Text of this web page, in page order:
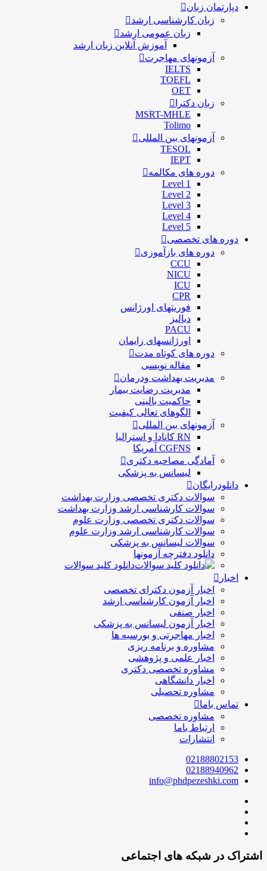
دپارتمان زبان
زبان کارشناسی ارشد
زبان عمومی ارشد
آموزش آنلاین زبان ارشد
آزمونهای مهاجرت
IELTS
TOEFL
OET
زبان دکترا
MSRT-MHLE
Tolimo
آزمونهای بین المللی
TESOL
IEPT
دوره های مکالمه
Level 1
Level 2
Level 3
Level 4
Level 5
دوره های تخصصی
دوره های بازآموزی
CCU
NICU
ICU
CPR
فوریتهای اورژانس
دیالیز
PACU
اورژانسهای زایمان
دوره های کوتاه مدت
مقاله نویسی
مدیریت بهداشت ودرمان
مديريت رضايت بيمار
حاكميت بالينی
الگوهای تعالی کيفيت
آزمونهای بین المللی
RN کانادا و استرالیا
CGFNS آمریکا
آمادگی مصاحبه دکتری
لیسانس به پزشکی
دانلودرایگان
سوالات دکتری تخصصی وزارت بهداشت
سوالات کارشناسی ارشد وزارت بهداشت
سوالات دکتری تخصصی وزارت علوم
سوالات کارشناسی ارشد وزارت علوم
سوالات لیسانس به پزشکی
دانلود دفترچه آزمونها
دانلود کلید سوالات
اخبار
اخبار آزمون دکترای تخصصی
اخبار آزمون کارشناسی ارشد
اخبار صنفی
اخبار آزمون لیسانس به پزشکی
اخبار مهاجرتی و بورسیه ها
مشاوره و برنامه ریزی
اخبار علمی و پژوهشی
مشاوره تخصصی دکتری
اخبار دانشگاهی
مشاوره تحصیلی
تماس باما
مشاوره تخصصی
ارتباط باما
انتشارات
02188802153
02188940962
info@phdpezeshki.com
اشتراک در شبکه های اجتماعی